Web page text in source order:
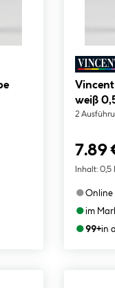
weiß
2
7.89
Inhalt: 0,5
●Online
●im
●99+in